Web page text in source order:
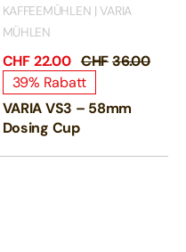
KAFFEEMÜHLEN | VARIA
MÜHLEN
CHF36.00
CHF 22.00
39% Rabatt
VARIA VS3 – 58mm
Dosing Cup